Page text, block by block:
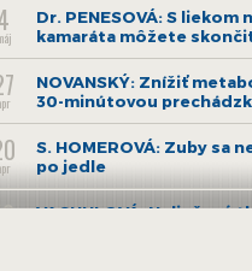
Dr. PENESOVÁ: S
kamaráta môžete
NOVANSKÝ: Znížiť
30-minútovou
S. HOMEROVÁ: Zuby sa
po jedle
VACHULOVÁ: Neliečený